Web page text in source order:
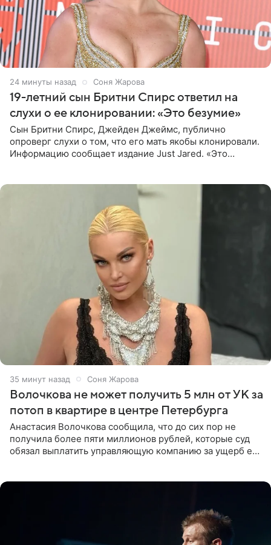
24 минуты назад Соня Жарова
19-летний сын Бритни Спирс ответил на
слухи о ее клонировании: «Это безумие»
Сын Бритни Спирс, Джейден Джеймс, публично
опроверг слухи о том, что его мать якобы клонировали.
Информацию сообщает издание Just Jared. «Это
35 минут назад Соня Жарова
Волочкова не может получить 5 млн от УК за
потоп в квартире в центре Петербурга
Анастасия Волочкова сообщила, что до сих пор не
получила более пяти миллионов рублей, которые суд
обязал выплатить управляющую компанию за ущерб ее